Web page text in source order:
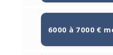
6000 à 7000 €